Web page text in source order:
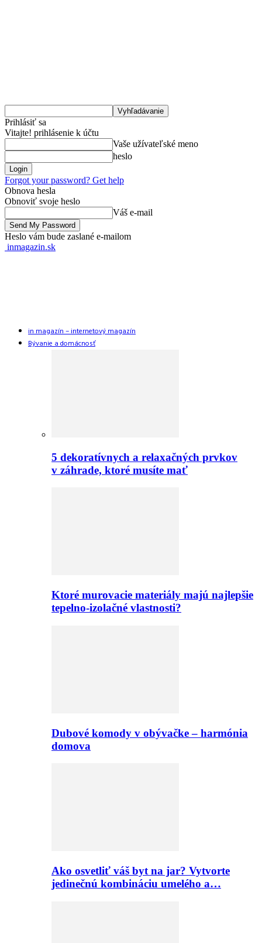
Prihlásiť sa
Vitajte! prihlásenie k účtu
Vaše užívateľské meno
heslo
Forgot your password? Get help
Obnova hesla
Obnoviť svoje heslo
Váš e-mail
Heslo vám bude zaslané e-mailom
inmagazin.sk
in magazín – internetový magazín
Bývanie a domácnosť
5 dekoratívnych a relaxačných prvkov
v záhrade, ktoré musíte mať
Ktoré murovacie materiály majú najlepšie
tepelno-izolačné vlastnosti?
Dubové komody v obývačke – harmónia
domova
Ako osvetliť váš byt na jar? Vytvorte
jedinečnú kombináciu umelého a…